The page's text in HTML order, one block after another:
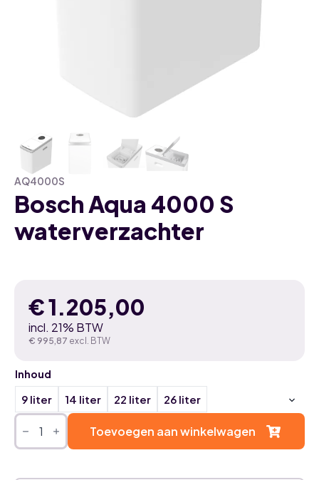
AQ4000S
Bosch Aqua 4000 S
waterverzachter
€1.205,00
incl. 21% BTW
€ 995,87 excl. BTW
Inhoud
9 liter 14 liter 22 liter 26 liter
Bosch
Aqua
4000
S
aantal
Toevoegen aan winkelwagen